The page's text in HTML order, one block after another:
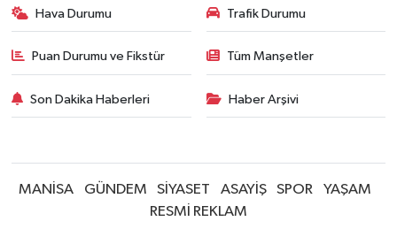
Hava Durumu Trafik Durumu
Puan Durumu ve Fikstür Tüm Manşetler
Son Dakika Haberleri Haber Arşivi
MANİSA GÜNDEM SİYASET ASAYİŞ SPOR
YAŞAM
RESMİ REKLAM